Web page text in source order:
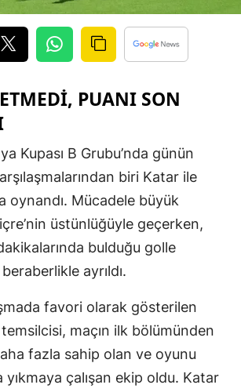
ETMEDI, PUANI SON
Kupası B Grubu’nda günün
biri Katar ile
oynandı. Mücadele büyük
üstünlüğüyle geçerken,
bulduğu golle
ayrıldı.
favori olarak gösterilen
maçın ilk bölümünden
fazla sahip olan ve oyunu
yıkmaya çalışan ekip oldu. Katar